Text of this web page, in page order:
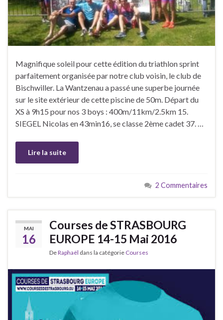
Magnifique soleil pour cette édition du triathlon sprint
parfaitement organisée par notre club voisin, le club de
Bischwiller. La Wantzenau a passé une superbe journée
sur le site extérieur de cette piscine de 50m. Départ du
XS à 9h15 pour nos 3 boys : 400m/11km/2.5km 15.
SIEGEL Nicolas en 43min16, se classe 2ème cadet 37. …
Lire la suite
2 Commentaires
MAI
16
Courses de STRASBOURG
EUROPE 14-15 Mai 2016
DeRaphaël dans la catégorie Courses